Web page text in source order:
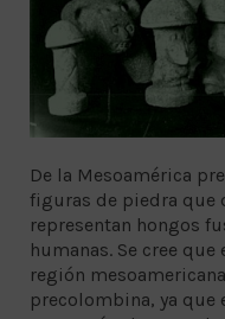
De la Mesoamérica
figuras de piedra que
representan hongos
humanas. Se cree
región
precolombina, ya que